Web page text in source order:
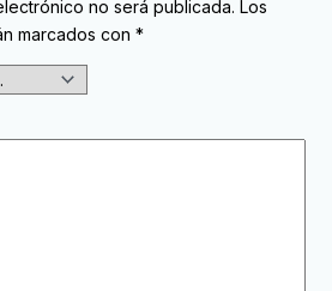
no será publicada. Los
marcados con *